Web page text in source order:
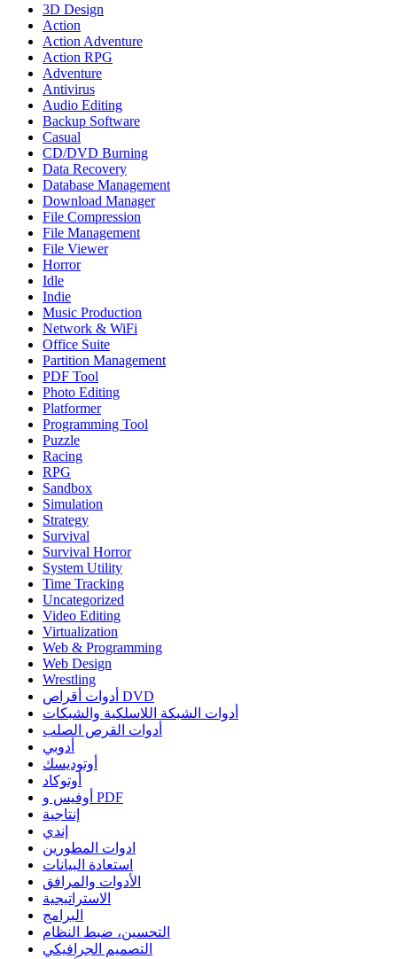
3D Design
Action
Action Adventure
Action RPG
Adventure
Antivirus
Audio Editing
Backup Software
Casual
CD/DVD Burning
Data Recovery
Database Management
Download Manager
File Compression
File Management
File Viewer
Horror
Idle
Indie
Music Production
Network & WiFi
Office Suite
Partition Management
PDF Tool
Photo Editing
Platformer
Programming Tool
Puzzle
Racing
RPG
Sandbox
Simulation
Strategy
Survival
Survival Horror
System Utility
Time Tracking
Uncategorized
Video Editing
Virtualization
Web & Programming
Web Design
Wrestling
أدوات أقراص DVD
أدوات الشبكة اللاسلكية والشبكات
أدوات القرص الصلب
أدوبي
أوتوديسك
أوتوكاد
أوفيس و PDF
إنتاجية
إندي
ادوات المطورين
استعادة البيانات
الأدوات والمرافق
الاستراتيجية
البرامج
التحسين، ضبط النظام
التصميم الجرافيكي